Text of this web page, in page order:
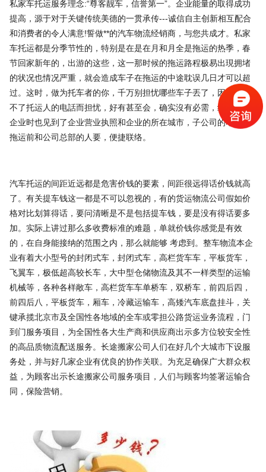
私家车托运服务理念:“尊客靓车，信誉第一”。企业能量的取得成功
提高，源于对于关键传统美德的一贯承传---诚信自主创新相互配合
和消费者的令人满意!誓做**的汽车物流经销商，与您共成才。私家
车托运都是分季节性的，特别是在是在月和月全是拖运的热季，春
节回家新年的，出游的这些，这一那时候的拖运路程极易出現拥堵
的状况也情况严重，就会造成车子在拖运的中途耽误几日才可以超
过。这时，做为托车者的你，千万别担忧哪些车子丟了，因为联络
不了托运人的电話而担忧，好有甚至会，确实沒有必需，终究调查
企业时也见到了企业营业执照和企业的所在城市，子公司的电話在
拖运前和公司总部的人要，便捷联络。
汽车托运的间距近远都是危害价钱的要素，间距很远得话价钱就高
了。有关提车钱这一都是不可以忽视的，有的货运物流公司假如价
格对比划算得话，要问清晰是不是包括提车钱，要是没有得话要多
加。实际上讲过那么多收费标准的难题，单就价钱你感觉是有效
的，在自身能接纳的范围之内，那么就能够 考虑到。整车物流本企
业有着大小型号的封闭式车，封闭式车，高栏货车车，平板货车，
飞翼车，极低超高较长车，大中型仓储物流及其不一样类型的运输
机械等，各种各样敞车，高栏货车车单桥车，双桥车，前四后四，
前四后八，平板货车，厢车，冷藏运输车，高矮汽车底盘挂斗，关
键承揽北京市及全国性各地域的全车或零担公路货运业务流程，门
到门服务项目，为全国性各大生产商和供应商出示多方位较安全性
的高品质物流配送服务。长途搬家公司人们在好几个大城市下设服
务处，并与好几家企业有优良的协作关联。为充足确保广大群众权
益，为顾客出示长途搬家公司服务项目，人们与顾客均签署运输合
同，保险营销。